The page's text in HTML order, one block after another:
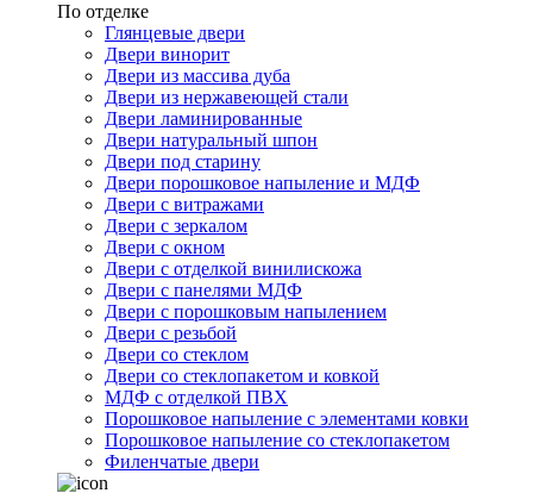
По отделке
Глянцевые двери
Двери винорит
Двери из массива дуба
Двери из нержавеющей стали
Двери ламинированные
Двери натуральный шпон
Двери под старину
Двери порошковое напыление и МДФ
Двери с витражами
Двери с зеркалом
Двери с окном
Двери с отделкой винилискожа
Двери с панелями МДФ
Двери с порошковым напылением
Двери с резьбой
Двери со стеклом
Двери со стеклопакетом и ковкой
МДФ с отделкой ПВХ
Порошковое напыление с элементами ковки
Порошковое напыление со стеклопакетом
Филенчатые двери